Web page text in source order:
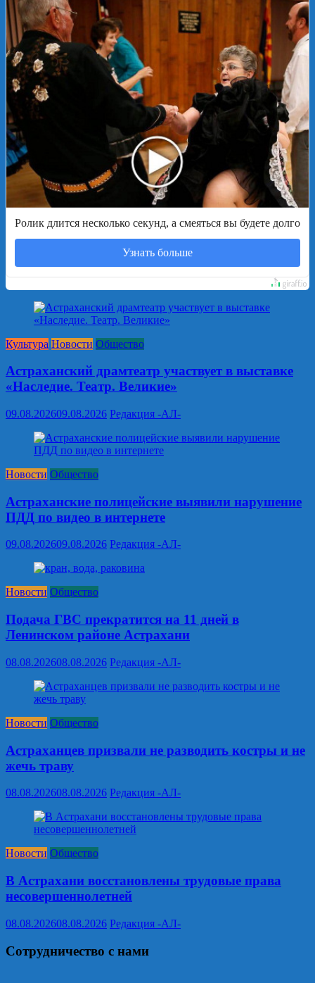
Ролик длится несколько секунд, а смеяться вы будете долго
Узнать больше
Культура Новости Общество
Астраханский драмтеатр участвует в выставке
«Наследие. Театр. Великие»
09.08.202609.08.2026 Редакция -АЛ-
Новости Общество
Астраханские полицейские выявили нарушение
ПДД по видео в интернете
09.08.202609.08.2026 Редакция -АЛ-
Новости Общество
Подача ГВС прекратится на 11 дней в
Ленинском районе Астрахани
08.08.202608.08.2026 Редакция -АЛ-
Новости Общество
Астраханцев призвали не разводить костры и не
жечь траву
08.08.202608.08.2026 Редакция -АЛ-
Новости Общество
В Астрахани восстановлены трудовые права
несовершеннолетней
08.08.202608.08.2026 Редакция -АЛ-
Сотрудничество с нами